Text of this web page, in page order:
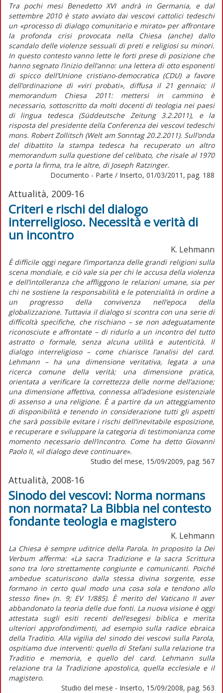
Tra pochi mesi Benedetto XVI andrà in Germania, e dal
settembre 2010 è stato avviato dai vescovi cattolici tedeschi
un «processo di dialogo comunitario e mirato» per affrontare
la profonda crisi provocata nella Chiesa (anche) dallo
scandalo delle violenze sessuali di preti e religiosi su minori.
In questo contesto vanno lette le forti prese di posizione che
hanno segnato l’inizio dell’anno: una lettera di otto esponenti
di spicco dell’Unione cristiano-democratica (CDU) a favore
dell’ordinazione di «viri probati», diffusa il 21 gennaio; il
memorandum Chiesa 2011: mettersi in cammino è
necessario, sottoscritto da molti docenti di teologia nei paesi
di lingua tedesca (Süddeutsche Zeitung 3.2.2011), e la
risposta del presidente della Conferenza dei vescovi tedeschi
mons. Robert Zollitsch (Welt am Sonntag 20.2.2011). Sull’onda
del dibattito la stampa tedesca ha recuperato un altro
memorandum sulla questione del celibato, che risale al 1970
e porta la firma, tra le altre, di Joseph Ratzinger.
Documento - Parte / Inserto, 01/03/2011, pag. 188
Attualità, 2009-16
Criteri e rischi del dialogo
interreligioso. Necessità e verità di
un incontro
K. Lehmann
È difficile oggi negare l’importanza delle grandi religioni sulla
scena mondiale, e ciò vale sia per chi le accusa della violenza
e dell’intolleranza che affliggono le relazioni umane, sia per
chi ne sostiene la responsabilità e le potenzialità in ordine a
un progresso della convivenza nell’epoca della
globalizzazione. Tuttavia il dialogo si scontra con una serie di
difficoltà specifiche, che rischiano – se non adeguatamente
riconosciute e affrontate – di ridurlo a un incontro del tutto
astratto o formale, senza alcuna utilità e autenticità. Il
dialogo interreligioso – come chiarisce l’analisi del card.
Lehmann – ha una dimensione veritativa, legata a una
ricerca comune della verità; una dimensione pratica,
orientata a verificare la correttezza delle norme dell’azione;
una dimensione affettiva, connessa all’adesione esistenziale
di assenso a una religione. È a partire da un atteggiamento
di disponibilità e tenendo in considerazione tutti gli aspetti
che sarà possibile evitare i rischi dell’inevitabile esposizione,
e recuperare e sviluppare la categoria di testimonianza come
momento necessario dell’incontro. Come ha detto Giovanni
Paolo II, «il dialogo deve continuare».
Studio del mese, 15/09/2009, pag. 567
Attualità, 2008-16
Sinodo dei vescovi: Norma normans
non normata? La Bibbia nel contesto
fondante teologia e magistero
K. Lehmann
La Chiesa è sempre uditrice della Parola. In proposito la Dei
Verbum afferma: «La sacra Tradizione e la sacra Scrittura
sono tra loro strettamente congiunte e comunicanti. Poiché
ambedue scaturiscono dalla stessa divina sorgente, esse
formano in certo qual modo una cosa sola e tendono allo
stesso fine» (n. 9; EV 1/885). È merito del Vaticano II aver
abbandonato la teoria delle due fonti. La nuova visione è oggi
attestata sugli esiti recenti dell’esegesi biblica e merita
ulteriori approfondimenti, ad esempio sulla radice ebraica
della Traditio. Alla vigilia del sinodo dei vescovi sulla Parola,
ospitiamo due interventi: quello di Stefani sulla relazione tra
Traditio e memoria, e quello del card. Lehmann sulla
relazione tra la Tradizione apostolica, quella ecclesiale e il
magistero.
Studio del mese - Inserto, 15/09/2008, pag. 563